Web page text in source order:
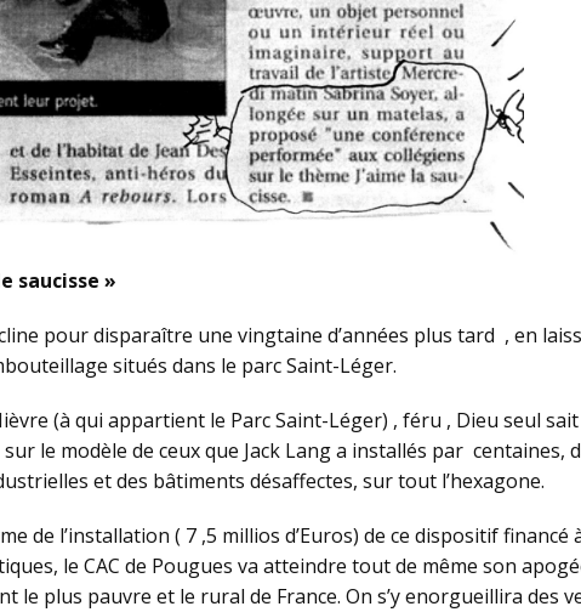
saucisse »
pour disparaître une vingtaine d’années plus tard , en
situés dans le parc Saint-Léger.
(à qui appartient le Parc Saint-Léger) , féru , Dieu seul
le modèle de ceux que Jack Lang a installés par centaines,
et des bâtiments désaffectes, sur tout l’hexagone.
de l’installation ( 7 ,5 millios d’Euros) de ce dispositif financé
le CAC de Pougues va atteindre tout de même son
plus pauvre et le rural de France. On s’y enorgueillira des